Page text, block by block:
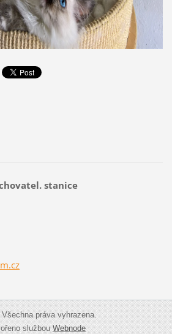
stanice
práva vyhrazena.
službouWebnode